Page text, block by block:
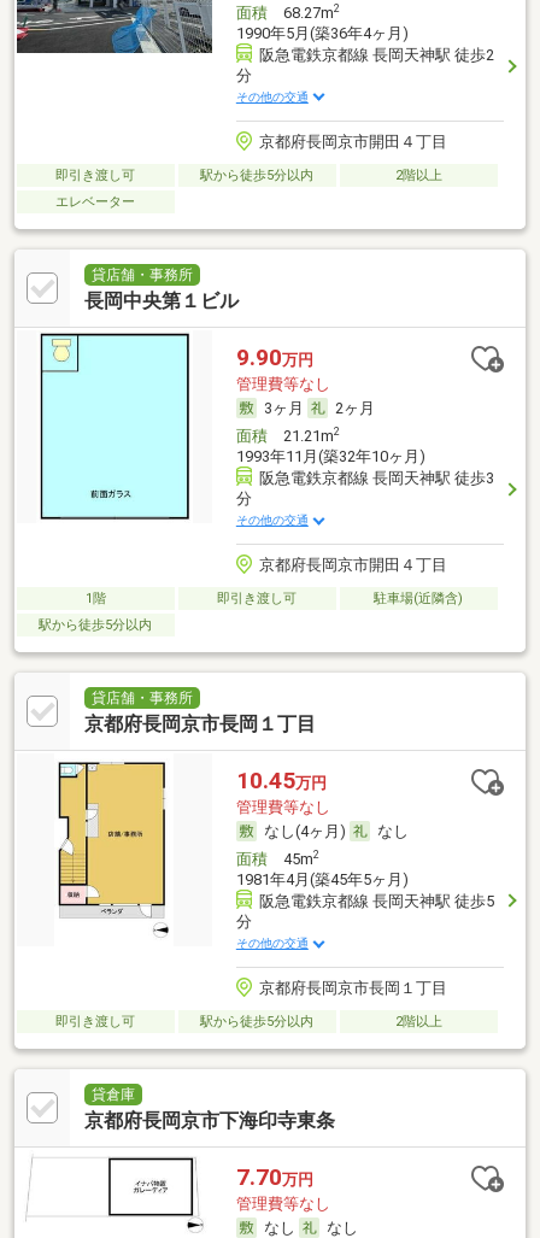
面積68.27m2
1990年5月(築36年4ヶ月)
阪急電鉄京都線 長岡天神駅 徒歩2
分
その他の交通
京都府長岡京市開田４丁目
即引き渡し可 駅から徒歩5分以内
2階以上
エレベーター
貸店舗・事務所
長岡中央第１ビル
9.90万円
管理費等なし
3ヶ月
2ヶ月
面積21.21m2
1993年11月(築32年10ヶ月)
阪急電鉄京都線 長岡天神駅 徒歩3
分
その他の交通
京都府長岡京市開田４丁目
1階 即引き渡し可
駐車場(近隣含)
駅から徒歩5分以内
貸店舗・事務所
京都府長岡京市長岡１丁目
10.45万円
管理費等なし
なし(4ヶ月)
なし
面積45m2
1981年4月(築45年5ヶ月)
阪急電鉄京都線 長岡天神駅 徒歩5
分
その他の交通
京都府長岡京市長岡１丁目
即引き渡し可 駅から徒歩5分以内 2階以上
貸倉庫
京都府長岡京市下海印寺東条
7.70万円
管理費等なし
なし
なし